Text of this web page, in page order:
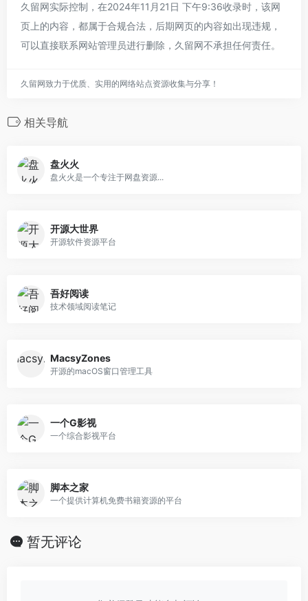
久留网实际控制，在2024年11月21日 下午9:36收录时，该网
页上的内容，都属于合规合法，后期网页的内容如出现违规，
可以直接联系网站管理员进行删除，久留网不承担任何责任。
久留网致力于优质、实用的网络站点资源收集与分享！
相关导航
盘火火
盘火火是一个专注于网盘资源...
开源大世界
开源软件资源平台
吾好阅读
技术领域阅读笔记
MacsyZones
开源的macOS窗口管理工具
一个G影视
一个综合影视平台
脚本之家
一个提供计算机免费书籍资源的平台
暂无评论